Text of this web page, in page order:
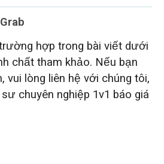
hợp trong bài viết dưới
chất tham khảo. Nếu bạn
vui lòng liên hệ với chúng tôi,
chuyên nghiệp 1v1 báo giá